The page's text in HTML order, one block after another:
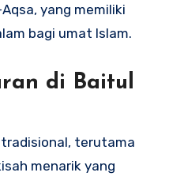
yang memiliki
bagi umat Islam.
di Baitul
terutama
menarik yang